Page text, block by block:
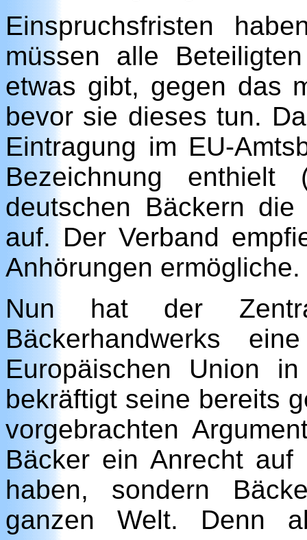
Einspruchsfristen
müssen alle
etwas gibt, gegen das
bevor sie dieses tun.
Eintragung im EU-
Bezeichnung enthielt
deutschen Bäckern
auf. Der Verband
Anhörungen ermögliche.
Nun hat der
Bäckerhandwerks
Europäischen Union
bekräftigt seine bereits
vorgebrachten
Bäcker ein Anrecht auf
haben, sondern
ganzen Welt. Denn